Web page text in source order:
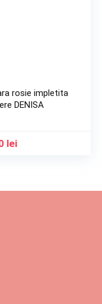
rosie impletita
DENISA
lei